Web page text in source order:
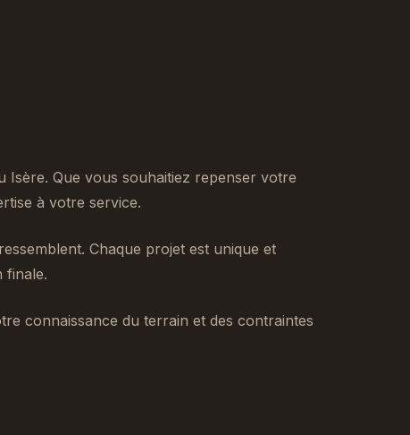
Isère. Que vous souhaitiez repenser votre
à votre service.
Chaque projet est unique et
finale.
connaissance du terrain et des contraintes